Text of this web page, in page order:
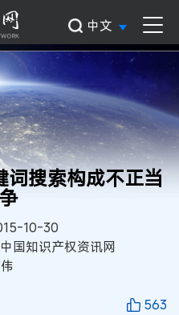
中文
词搜索构成不正当
10-30
国知识产权资讯网
563